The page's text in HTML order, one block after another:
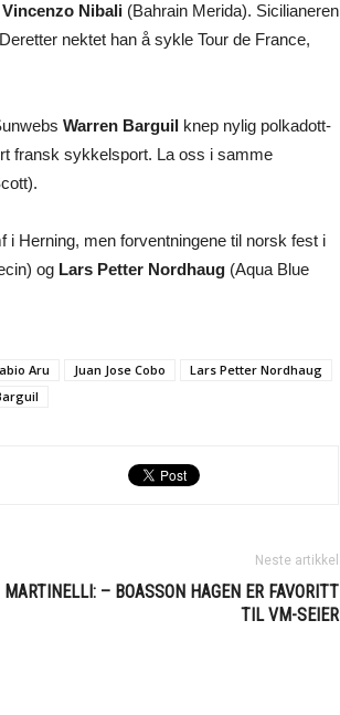
Vincenzo Nibali (Bahrain Merida). Sicilianeren
nektet han å sykle Tour de France,
Warren Barguil knep nylig polkadott-
fransk sykkelsport. La oss i samme
Herning, men forventningene til norsk fest i
og Lars Petter Nordhaug (Aqua Blue
Aru Juan Jose Cobo
Lars Petter Nordhaug
Neste artikkel
MARTINELLI: – BOASSON HAGEN ER FAVORITT
TIL VM-SEIER